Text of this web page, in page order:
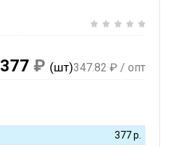
377 ₽ (шт)347.82 ₽ / опт
377р.